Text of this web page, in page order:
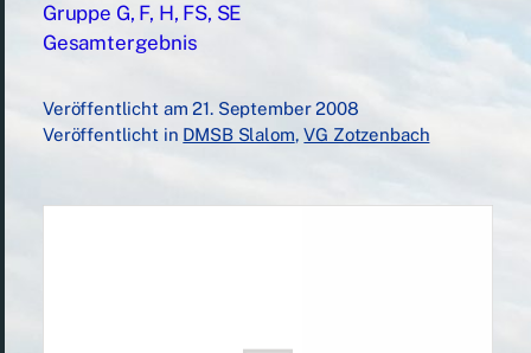
Gruppe G, F, H, FS, SE
Gesamtergebnis
Veröffentlicht am21. September 2008
Veröffentlicht in DMSB Slalom,VG Zotzenbach